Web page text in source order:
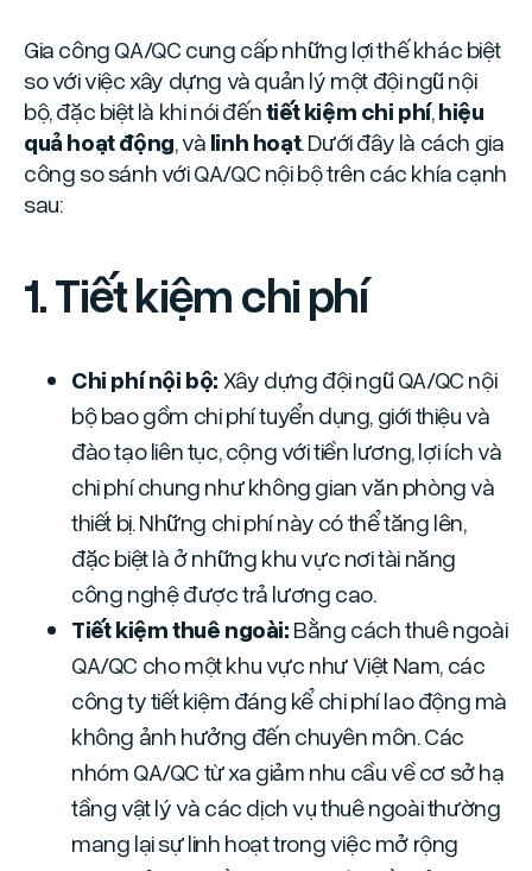
Gia công QA/QC cung cấp những lợi thế khác biệt
so với việc xây dựng và quản lý một đội ngũ nội
bộ, đặc biệt là khi nói đếntiết kiệm chi phí,hiệu
quả hoạt động, và linh hoạt. Dưới đây là cách gia
công so sánh với QA/QC nội bộ trên các khía cạnh
sau:
1. Tiết kiệm chi phí
Chi phí nội bộ: Xây dựng đội ngũ QA/QC nội
bộ bao gồm chi phí tuyển dụng, giới thiệu và
đào tạo liên tục, cộng với tiền lương, lợi ích và
chi phí chung như không gian văn phòng và
thiết bị. Những chi phí này có thể tăng lên,
đặc biệt là ở những khu vực nơi tài năng
công nghệ được trả lương cao.
Tiết kiệm thuê ngoài: Bằng cách thuê ngoài
QA/QC cho một khu vực như Việt Nam, các
công ty tiết kiệm đáng kể chi phí lao động mà
không ảnh hưởng đến chuyên môn. Các
nhóm QA/QC từ xa giảm nhu cầu về cơ sở hạ
tầng vật lý và các dịch vụ thuê ngoài thường
mang lại sự linh hoạt trong việc mở rộng